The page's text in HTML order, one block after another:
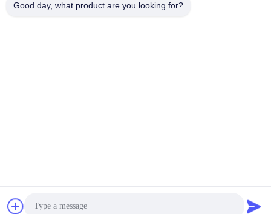
Οδός Yingbin αριθ. 100, ζώνη οικονομικής και τεχνολογικής
CANGZHOU FUTURE INDUSTRY CO.,LTD Όλα τα δικαιώματα
Good day, what product are you looking for?